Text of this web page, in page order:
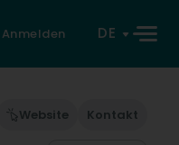
Anmelden DE
Website Kontakt